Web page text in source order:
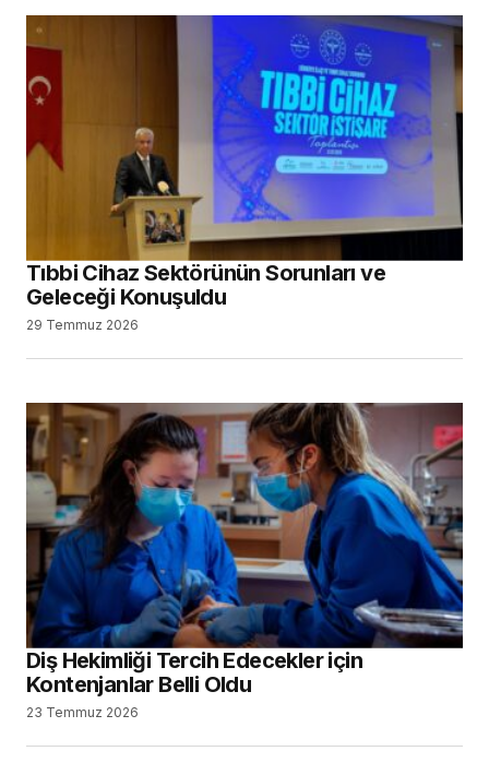
Tıbbi Cihaz Sektörünün Sorunları ve
Geleceği Konuşuldu
29 Temmuz 2026
Diş Hekimliği Tercih Edecekler için
Kontenjanlar Belli Oldu
23 Temmuz 2026